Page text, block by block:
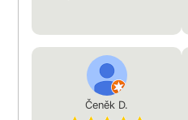
Čeněk D.